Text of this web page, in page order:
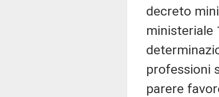
decreto
ministeriale
professioni
parere